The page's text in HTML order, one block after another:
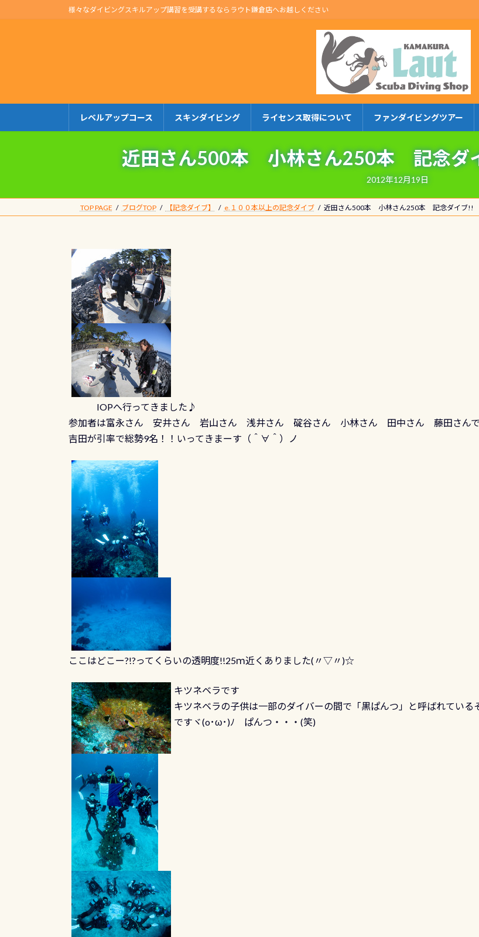
ン
キ
プ
ビ
に
動
様々なダイビングスキルアップ講習を受講するならラウト鎌倉店へお越しください
レベルアップコース スキンダイビング ライセンス取得について ファンダイビングツアー
近田さん500本 小林さん250本
2012年12月19日
TOP PAGE ブログTOP 【記念ダイブ】 e.１００本以上の記念ダイブ 近田さん500本 小林さん250本 記念ダ
IOPへ行ってきました♪
参加者は富永さん 安井さん 岩山さん 浅井さん 碇谷さん 小林さん 田中さん 藤田さんで
吉田が引率で総勢9名！！いってきまーす（＾∀＾）ノ
ここはどこー?!?ってくらいの透明度!!25ｍ近くありました(〃▽〃)☆
キツネベラです
キツネベラの子供は一部のダイバーの間で「黒ぱんつ」と呼ばれている
ですヾ(o･ω･)ﾉ ぱんつ・・・(笑)